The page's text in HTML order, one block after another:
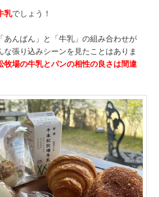
乳でしょう！
あんぱん」と「牛乳」の組み合わせが
張り込みシーンを見たことはありま
牧場の牛乳とパンの相性の良さは間違